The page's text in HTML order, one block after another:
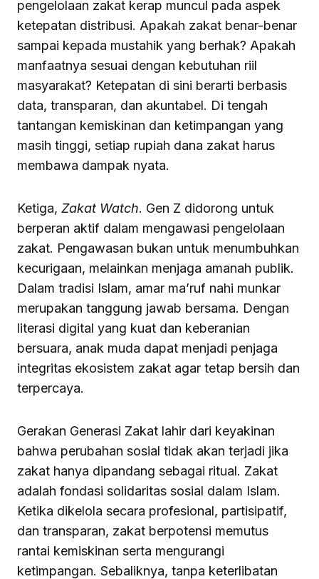
pengelolaan zakat kerap muncul pada aspek
ketepatan distribusi. Apakah zakat benar-benar
sampai kepada mustahik yang berhak? Apakah
manfaatnya sesuai dengan kebutuhan riil
masyarakat? Ketepatan di sini berarti berbasis
data, transparan, dan akuntabel. Di tengah
tantangan kemiskinan dan ketimpangan yang
masih tinggi, setiap rupiah dana zakat harus
membawa dampak nyata.
Ketiga, Zakat Watch. Gen Z didorong untuk
berperan aktif dalam mengawasi pengelolaan
zakat. Pengawasan bukan untuk menumbuhkan
kecurigaan, melainkan menjaga amanah publik.
Dalam tradisi Islam, amar ma’ruf nahi munkar
merupakan tanggung jawab bersama. Dengan
literasi digital yang kuat dan keberanian
bersuara, anak muda dapat menjadi penjaga
integritas ekosistem zakat agar tetap bersih dan
terpercaya.
Gerakan Generasi Zakat lahir dari keyakinan
bahwa perubahan sosial tidak akan terjadi jika
zakat hanya dipandang sebagai ritual. Zakat
adalah fondasi solidaritas sosial dalam Islam.
Ketika dikelola secara profesional, partisipatif,
dan transparan, zakat berpotensi memutus
rantai kemiskinan serta mengurangi
ketimpangan. Sebaliknya, tanpa keterlibatan